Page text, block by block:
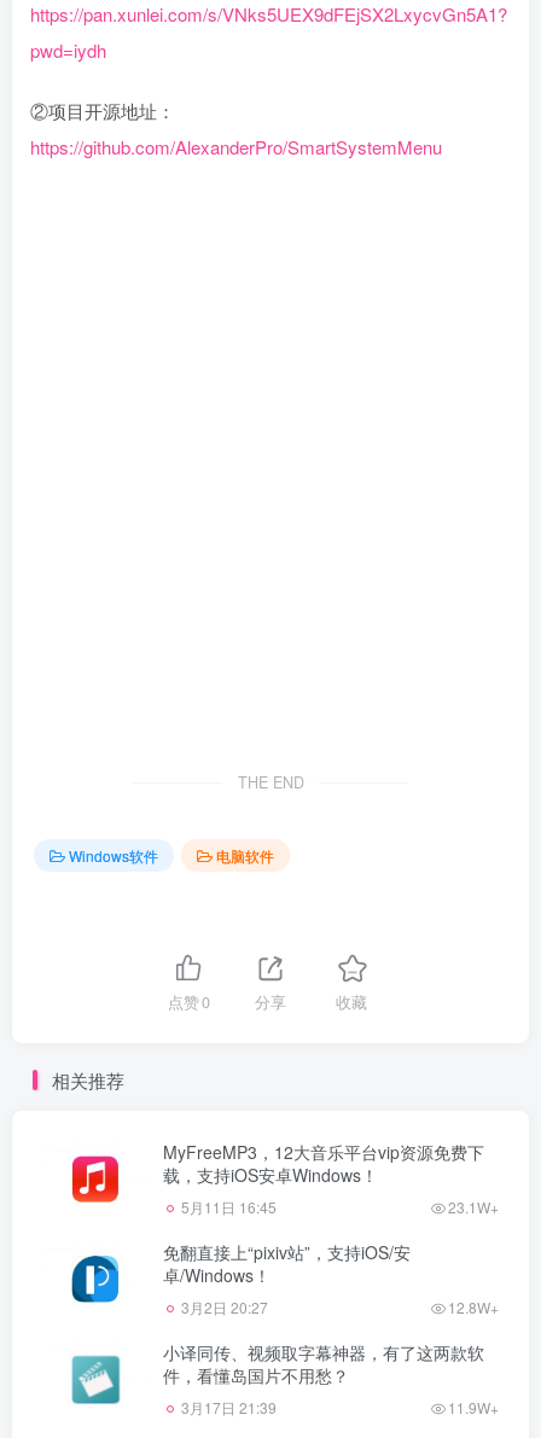
https://pan.xunlei.com/s/VNks5UEX9dFEjSX2LxycvGn5A1?
pwd=iydh
②项目开源地址：
https://github.com/AlexanderPro/SmartSystemMenu
THE END
Windows软件 电脑软件
点赞0 分享 收藏
相关推荐
MyFreeMP3，12大音乐平台vip资源免费下
载，支持iOS安卓Windows！
5月11日 16:45 23.1W+
免翻直接上“pixiv站”，支持iOS/安
卓/Windows！
3月2日 20:27 12.8W+
小译同传、视频取字幕神器，有了这两款软
件，看懂岛国片不用愁？
3月17日 21:39 11.9W+